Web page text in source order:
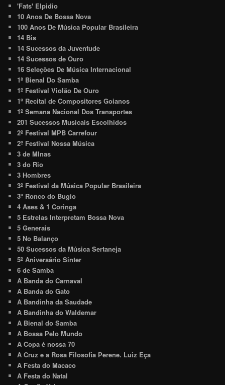
'Fats' Elpidio
10 Anos De Bossa Nova
100 Anos De Música Popular Brasileira
14 Bis
14 Sucessos da Juventude
14 Sucessos de Ouro
16 Seleções De Música Internacional
1ª Bienal Do Samba
1º Festival Violão De Ouro
1º Recital de Compositores Goianos
1º Semana Nacional Dos Transportes
201 Sucessos Musicais Escolhidos
2º Festival MPB Carrefour
2º Festival Nossa Música
3 de MInas
3 do Rio
3 Hombres
3º Festival da Música Popular Brasileira
3º Ronco do Bugio
4 Ases & 1 Coringa
5 Estrelas Interpretam Bossa Nova
5 Generais
5 No Balanço
50 Sucessos da Música Sertaneja
5º Aniversário Sinter
6 de Samba
A Banda do Carnaval
A Banda do Gato
A Bandinha da Saudade
A Bandinha do Waldemar
A Bienal do Samba
A Bossa Pelo Mundo
A Copa é nossa 70
A Cruz e a Rosa Filosofia Perene. Luiz Eça
A Festa do Macaco
A Festa do Natal